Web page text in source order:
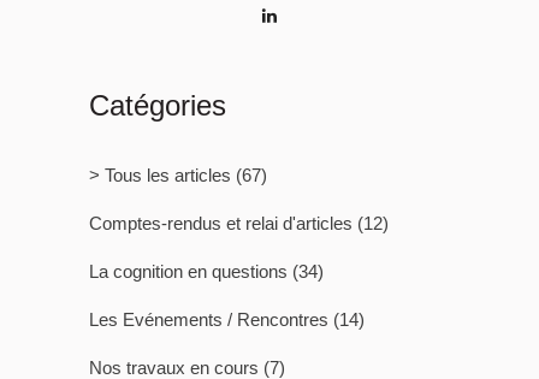
Catégories
> Tous les articles (67)
Comptes-rendus et relai d'articles (12)
La cognition en questions (34)
Les Evénements / Rencontres (14)
Nos travaux en cours (7)